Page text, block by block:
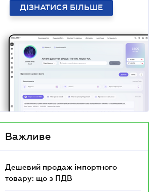
ДІЗНАТИСЯ БІЛЬШЕ
Важливе
Дешевий продаж імпортного
товару: що з ПДВ